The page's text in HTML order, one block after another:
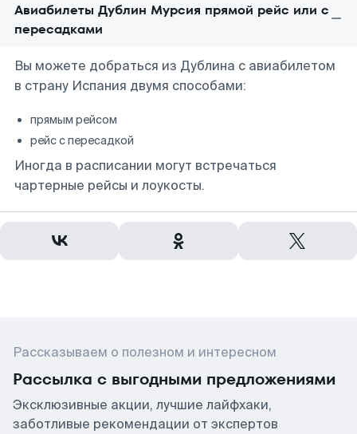
Авиабилеты Дублин Мурсия прямой рейс или с
пересадками
Вы можете добраться из Дублина с авиабилетом
в страну Испания двумя способами:
прямым рейсом
рейс с пересадкой
Иногда в расписании могут встречаться
чартерные рейсы и лоукосты.
Рассказываем о полезном и интересном
Рассылка с выгодными предложениями
Эксклюзивные акции, лучшие лайфхаки,
заботливые рекомендации от экспертов